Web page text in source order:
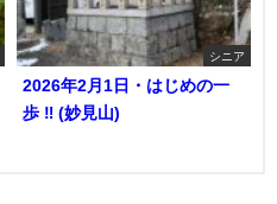
シニア
2026年2月1日・はじめの一
歩 ‼︎ (妙見山)